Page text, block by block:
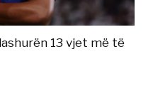
13 vjet më të